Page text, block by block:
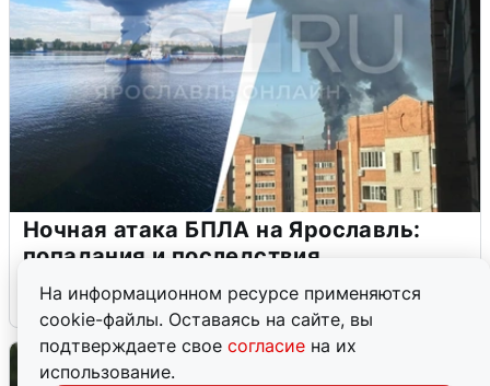
На информационном ресурсе применяются
cookie-файлы. Оставаясь на сайте, вы
подтверждаете свое согласие на их
использование.
Ночная атака БПЛА на Ярославль:
попадания и последствия
6 августа 0